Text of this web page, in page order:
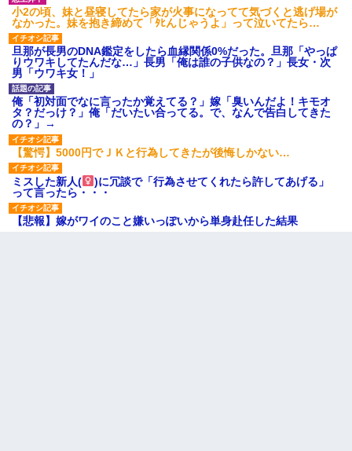
小2の頃、妹と昼寝してたら家が火事になってて気づくと逃げ場が
なかった。妹を抱き締めて「ﾀﾋんじゃうよ」って泣いてたら…
旦那が長男のDNA鑑定をしたら血縁関係0%だった。旦那「やっぱ
りウワキしてたんだな…」長男「俺は誰の子供なの？」長女・次
男「ウワキ女！」
俺「初対面でなに言ったか覚えてる？」嫁「臭いんだよ！キモオ
タ？だっけ？」俺「だいたい合ってる。で、なんで告白してきた
の？」→
【驚愕】5000円でＪＫと行為してきたが後悔しかない…
ミスした新人(
)に冗談で「行為させてくれたら許してあげる」
って言ったら・・・
【悲報】嫁がワイのこと嫌いっぽいから単身赴任した結果